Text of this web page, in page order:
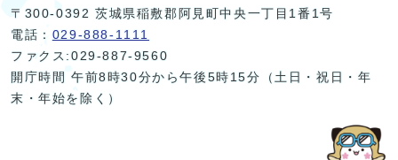
〒300-0392 茨城県稲敷郡阿見町中央一丁目1番1号
電話： 029-888-1111
ファクス:029-887-9560
開庁時間 午前8時30分から午後5時15分（土日・祝日・年
末・年始を除く）